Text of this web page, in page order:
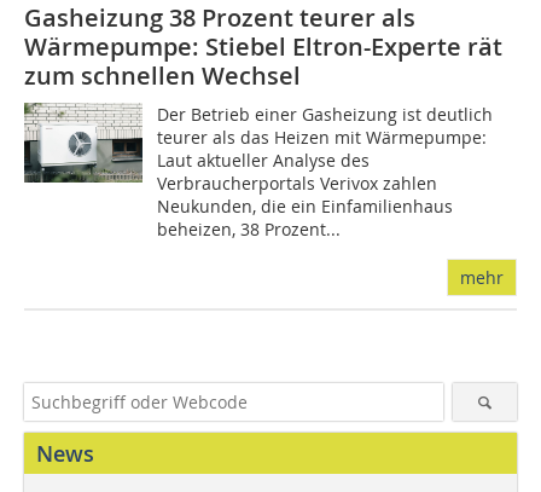
Gasheizung 38 Prozent teurer als
Wärmepumpe: Stiebel Eltron-Experte rät
zum schnellen Wechsel
Der Betrieb einer Gasheizung ist deutlich
teurer als das Heizen mit Wärmepumpe:
Laut aktueller Analyse des
Verbraucherportals Verivox zahlen
Neukunden, die ein Einfamilienhaus
beheizen, 38 Prozent...
mehr
News